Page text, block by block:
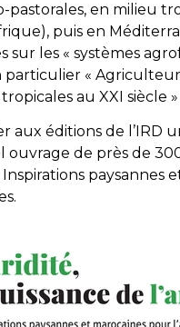
pastorales, en milieu
puis en
sur les « systèmes
particulier «
au XXI siècle
aux éditions de l’IRD
ouvrage de près de
paysannes